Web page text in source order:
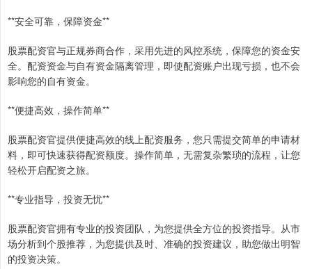
**安全可靠，保障资金**
股票配资官与正规券商合作，采用先进的风控系统，保障您的资金安
全。配资资金与自有资金隔离管理，即使配资账户出现亏损，也不会
影响您的自有资金。
**便捷高效，操作简单**
股票配资官提供便捷高效的线上配资服务，您只需提交简单的申请材
料，即可快速获得配资额度。操作简单，无需复杂繁琐的流程，让您
轻松开启配资之旅。
**专业指导，投资无忧**
股票配资官拥有专业的投资团队，为您提供全方位的投资指导。从市
场分析到个股推荐，为您提供及时、准确的投资建议，助您做出明智
的投资决策。